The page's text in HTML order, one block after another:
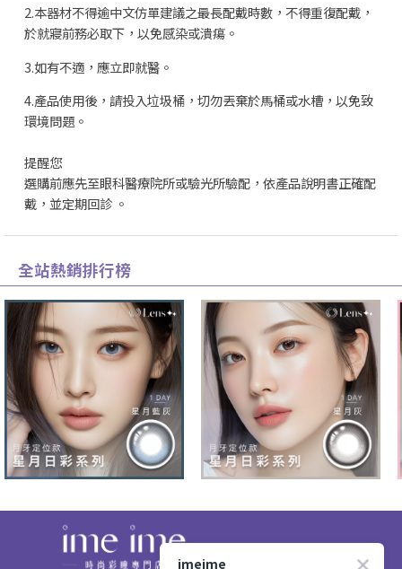
2.本器材不得逾中文仿單建議之最長配戴時數，不得重復配戴，
於就寢前務必取下，以免感染或潰瘍。
3.如有不適，應立即就醫。
4.產品使用後，請投入垃圾桶，切勿丟棄於馬桶或水槽，以免致
環境問題。
提醒您
選購前應先至眼科醫療院所或驗光所驗配，依產品說明書正確配
戴，並定期回診 。
全站熱銷排行榜
imeime